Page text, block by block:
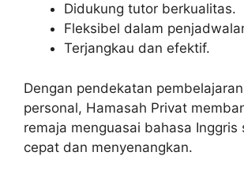
Didukung tutor berkualitas.
Fleksibel dalam
Terjangkau dan efektif.
Dengan pendekatan
personal, Hamasah Privat
remaja menguasai bahasa Inggris
cepat dan menyenangkan.